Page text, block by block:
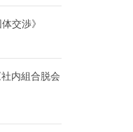
交渉》
内組合脱会